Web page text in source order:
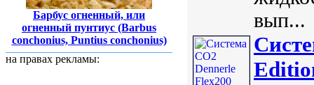
Барбус огненный, или
огненный пунтиус (Barbus
conchonius, Puntius conchonius)
на правах рекламы:
вып...